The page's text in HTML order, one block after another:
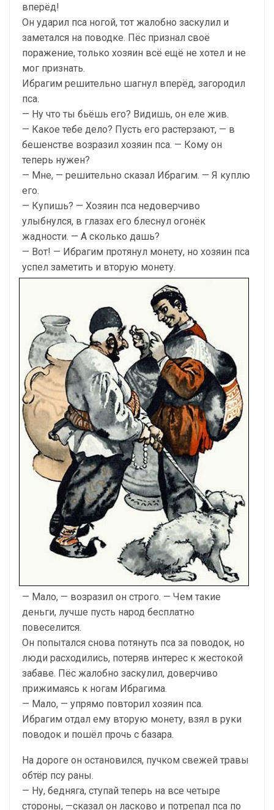
вперёд!
Он ударил пса ногой, тот жалобно заскулил и
заметался на поводке. Пёс признал своё
поражение, только хозяин всё ещё не хотел и не
мог признать.
Ибрагим решительно шагнул вперёд, загородил
пса.
— Ну что ты бьёшь его? Видишь, он еле жив.
— Какое тебе дело? Пусть его растерзают, — в
бешенстве возразил хозяин пса. — Кому он
теперь нужен?
— Мне, — решительно сказал Ибрагим. — Я куплю
его.
— Купишь? — Хозяин пса недоверчиво
улыбнулся, в глазах его блеснул огонёк
жадности. — А сколько дашь?
— Вот! — Ибрагим протянул монету, но хозяин пса
успел заметить и вторую монету.
— Мало, — возразил он строго. — Чем такие
деньги, лучше пусть народ бесплатно
повеселится.
Он попытался снова потянуть пса за поводок, но
люди расходились, потеряв интерес к жестокой
забаве. Пёс жалобно заскулил, доверчиво
прижимаясь к ногам Ибрагима.
— Мало, — упрямо повторил хозяин пса.
Ибрагим отдал ему вторую монету, взял в руки
поводок и пошёл прочь с базара.
На дороге он остановился, пучком свежей травы
обтёр псу раны.
— Ну, бедняга, ступай теперь на все четыре
стороны, —сказал он ласково и потрепал пса по